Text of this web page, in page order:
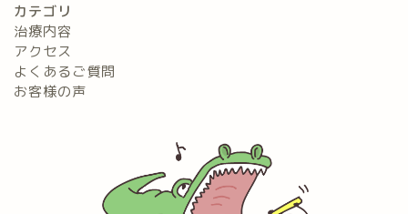
カテゴリ
治療内容
アクセス
よくあるご質問
お客様の声